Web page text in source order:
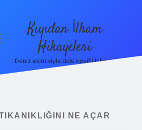
Kıyıdan İlham
Hikayeleri
Deniz esintisiyle dolu keyifli bilgiler!
NE AÇAR